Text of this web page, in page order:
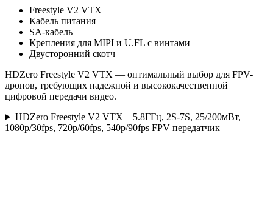
Freestyle V2 VTX
Кабель питания
SA-кабель
Крепления для MIPI и U.FL с винтами
Двусторонний скотч
HDZero Freestyle V2 VTX — оптимальный выбор для FPV-
дронов, требующих надежной и высококачественной
цифровой передачи видео.
HDZero Freestyle V2 VTX – 5.8ГГц, 2S-7S, 25/200мВт,
1080p/30fps, 720p/60fps, 540p/90fps FPV передатчик